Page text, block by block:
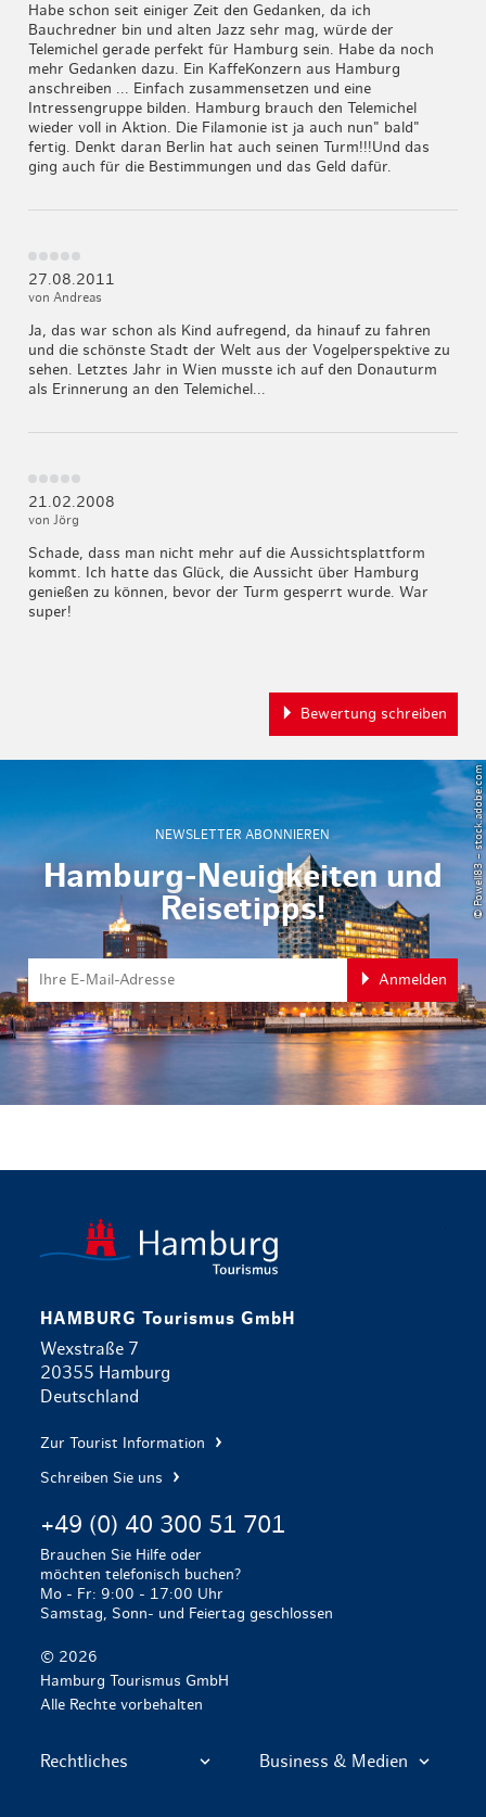
Habe schon seit einiger Zeit den Gedanken, da ich
Bauchredner bin und alten Jazz sehr mag, würde der
Telemichel gerade perfekt für Hamburg sein. Habe da noch
mehr Gedanken dazu. Ein KaffeKonzern aus Hamburg
anschreiben ... Einfach zusammensetzen und eine
Intressengruppe bilden. Hamburg brauch den Telemichel
wieder voll in Aktion. Die Filamonie ist ja auch nun" bald"
fertig. Denkt daran Berlin hat auch seinen Turm!!!Und das
ging auch für die Bestimmungen und das Geld dafür.
27.08.2011
von Andreas
Ja, das war schon als Kind aufregend, da hinauf zu fahren
und die schönste Stadt der Welt aus der Vogelperspektive zu
sehen. Letztes Jahr in Wien musste ich auf den Donauturm
als Erinnerung an den Telemichel...
21.02.2008
von Jörg
Schade, dass man nicht mehr auf die Aussichtsplattform
kommt. Ich hatte das Glück, die Aussicht über Hamburg
genießen zu können, bevor der Turm gesperrt wurde. War
super!
Bewertung schreiben
NEWSLETTER ABONNIEREN
Hamburg-Neuigkeiten und
Reisetipps!
Anmelden
© Powell83 – stock.adobe.com
HAMBURG Tourismus GmbH
Wexstraße 7
20355 Hamburg
Deutschland
Zur Tourist Information
Schreiben Sie uns
+49 (0) 40 300 51 701
Brauchen Sie Hilfe oder
möchten telefonisch buchen?
Mo - Fr: 9:00 - 17:00 Uhr
Samstag, Sonn- und Feiertag geschlossen
© 2026
Hamburg Tourismus GmbH
Alle Rechte vorbehalten
Rechtliches Business & Medien